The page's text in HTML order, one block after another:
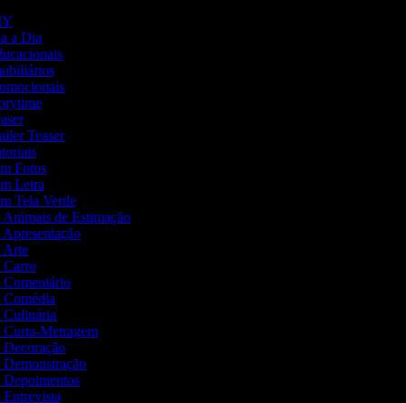
a Dia
Teaser
Fotos
Letra
Tela Verde
Animais de Estimação
Arte
Carro
Comentário
Comédia
Culinária
Curta-Metragem
Decoração
Demonstração
Depoimentos
Entrevista